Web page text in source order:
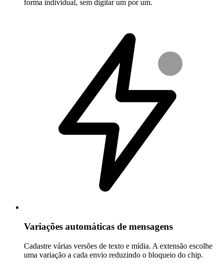
forma individual, sem digitar um por um.
Variações automáticas de mensagens
Cadastre várias versões de texto e mídia. A extensão escolhe
uma variação a cada envio reduzindo o bloqueio do chip.